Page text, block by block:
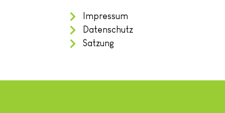
Impressum
Datenschutz
Satzung